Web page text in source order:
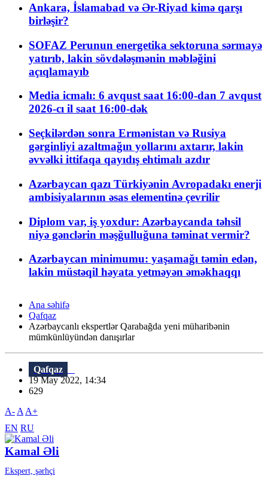
Ankara, İslamabad və Ər-Riyad kimə qarşı
birləşir?
SOFAZ Perunun energetika sektoruna sərmayə
yatırıb, lakin sövdələşmənin məbləğini
açıqlamayıb
Media icmalı: 6 avqust saat 16:00-dan 7 avqust
2026-cı il saat 16:00-dək
Seçkilərdən sonra Ermənistan və Rusiya
gərginliyi azaltmağın yollarını axtarır, lakin
əvvəlki ittifaqa qayıdış ehtimalı azdır
Azərbaycan qazı Türkiyənin Avropadakı enerji
ambisiyalarının əsas elementinə çevrilir
Diplom var, iş yoxdur: Azərbaycanda təhsil
niyə gənclərin məşğulluğuna təminat vermir?
Azərbaycan minimumu: yaşamağı təmin edən,
lakin müstəqil həyata yetməyən əməkhaqqı
Ana səhifə
Qafqaz
Azərbaycanlı ekspertlər Qarabağda yeni müharibənin
mümkünlüyündən danışırlar
Qafqaz
19 May 2022, 14:34
629
A- A A+
EN RU
Kamal Əli
Ekspert, şərhçi